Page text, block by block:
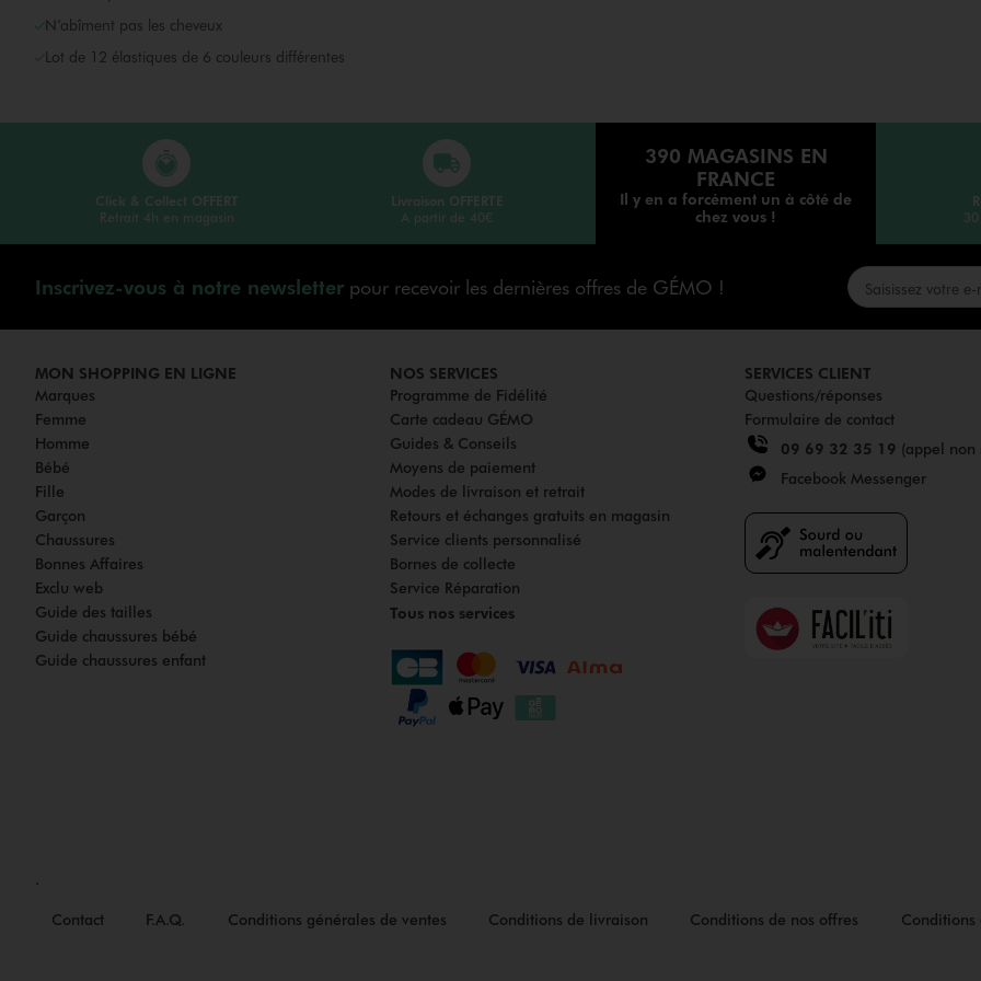
N’abîment pas les cheveux
Lot de 12 élastiques de 6 couleurs différentes
390 MAGASINS EN
FRANCE
Il y en a forcément un à côté de
chez vous !
Click & Collect OFFERT
Retrait 4h en magasin
Livraison OFFERTE
A partir de 40€
Inscrivez-vous à notre newsletter pour recevoir les dernières offres de GÉMO !
MON SHOPPING EN LIGNE
Marques
Femme
Homme
Bébé
Fille
Garçon
Chaussures
Bonnes Affaires
Exclu web
Guide des tailles
Guide chaussures bébé
Guide chaussures enfant
NOS SERVICES
Programme de Fidélité
Carte cadeau GÉMO
Guides & Conseils
Moyens de paiement
Modes de livraison et retrait
Retours et échanges gratuits en magasin
Service clients personnalisé
Bornes de collecte
Service Réparation
Tous nos services
SERVICES CLIENT
Questions/réponses
Formulaire de contact
09 69 32 35 19 (appel non
Facebook Messenger
Faciliti
.
Contact
F.A.Q. Conditions générales de ventes Conditions de livraison Conditions de nos offres